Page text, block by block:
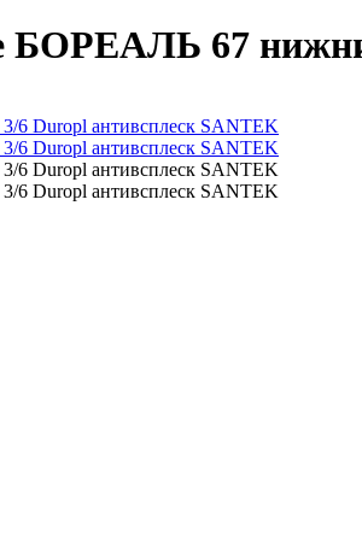
БОРЕАЛЬ 67